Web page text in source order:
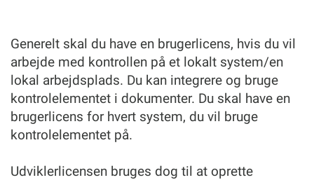
Generelt skal du have en brugerlicens, hvis du vil
arbejde med kontrollen på et lokalt system/en
lokal arbejdsplads. Du kan integrere og bruge
kontrolelementet i dokumenter. Du skal have en
brugerlicens for hvert system, du vil bruge
kontrolelementet på.
Udviklerlicensen bruges dog til at oprette